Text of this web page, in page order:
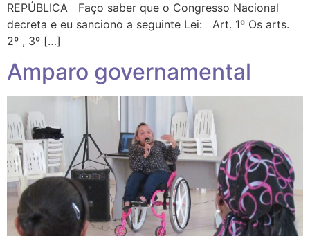
REPÚBLICA Faço saber que o Congresso Nacional
decreta e eu sanciono a seguinte Lei: Art. 1º Os arts.
2º , 3º […]
Amparo governamental